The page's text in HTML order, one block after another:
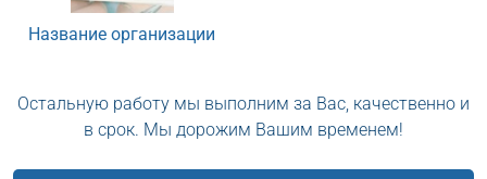
Название организации
Остальную работу мы выполним за Вас, качественно и
в срок. Мы дорожим Вашим временем!